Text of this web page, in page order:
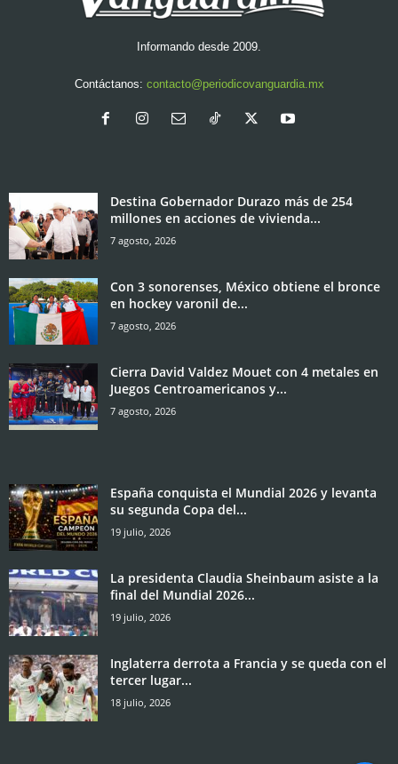
Informando desde 2009.
Contáctanos: contacto@periodicovanguardia.mx
Destina Gobernador Durazo más de 254
millones en acciones de vivienda...
7 agosto, 2026
Con 3 sonorenses, México obtiene el bronce
en hockey varonil de...
7 agosto, 2026
Cierra David Valdez Mouet con 4 metales en
Juegos Centroamericanos y...
7 agosto, 2026
España conquista el Mundial 2026 y levanta
su segunda Copa del...
19 julio, 2026
La presidenta Claudia Sheinbaum asiste a la
final del Mundial 2026...
19 julio, 2026
Inglaterra derrota a Francia y se queda con el
tercer lugar...
18 julio, 2026